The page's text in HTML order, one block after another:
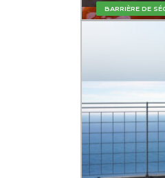
BARRIÈRE DE